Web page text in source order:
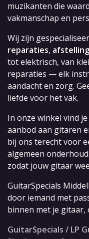
muzikanten die
vakmanschap en
Wij zijn
reparaties, afstelling
tot elektrisch, van
reparaties — elk
aandacht en zorg.
liefde voor het vak.
In onze winkel vind
aanbod aan gitaren
bij ons terecht voor
algemeen
zodat jouw gitaar
GuitarSpecials
door iemand met
binnen met je gitaar,
GuitarSpecials / LP